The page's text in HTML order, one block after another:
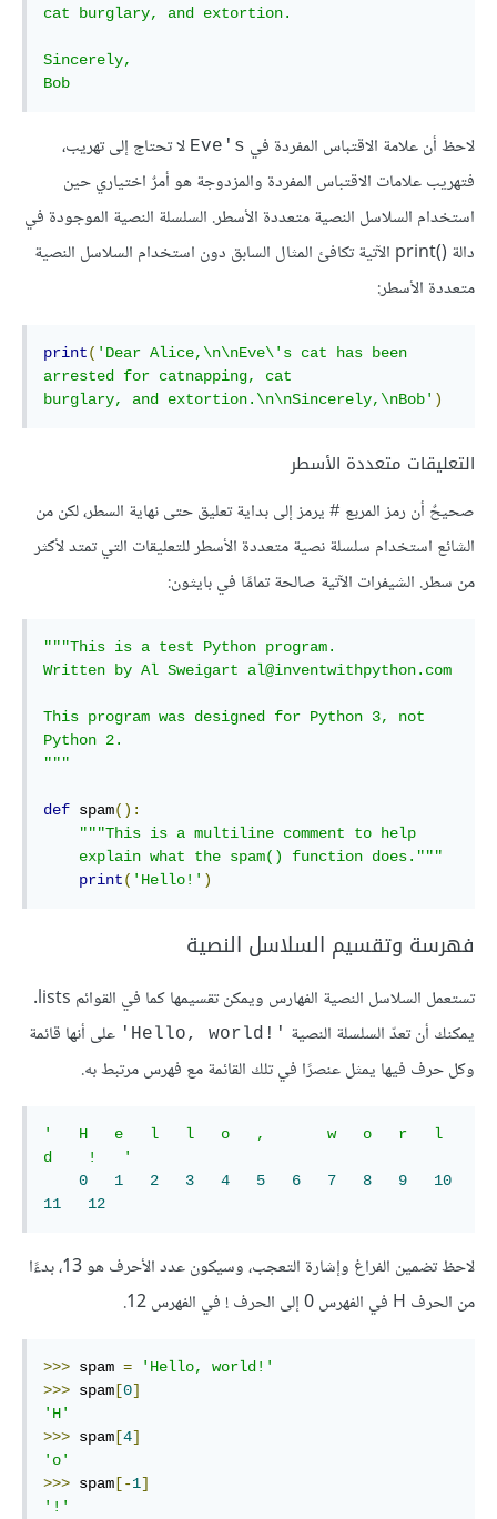
cat burglary, and extortion.
Sincerely,
Bob
لاحظ أن علامة الاقتباس المفردة في Eve's لا تحتاج إلى تهريب،
فتهريب علامات الاقتباس المفردة والمزدوجة هو أمرٌ اختياري حين
استخدام السلاسل النصية متعددة الأسطر. السلسلة النصية الموجودة في
دالة print()
الآتية تكافئ المثال السابق دون استخدام السلاسل النصية
متعددة الأسطر:
print( 'Dear Alice,\n\nEve\'s cat has been
arrested for catnapping, cat
burglary, and extortion.\n\nSincerely,\nBob' )
التعليقات متعددة الأسطر
صحيحٌ أن رمز المربع # يرمز إلى بداية تعليق حتى نهاية السطر، لكن من
الشائع استخدام سلسلة نصية متعددة الأسطر للتعليقات التي تمتد لأكثر
من سطر. الشيفرات الآتية صالحة تمامًا في بايثون:
"""This is a test Python program.
Written by Al Sweigart al@inventwithpython.com
This program was designed for Python 3, not
Python 2.
"""
def spam():
"""This is a multiline comment to help
    explain what the spam() function does."""
print( 'Hello!' )
فهرسة وتقسيم السلاسل النصية
تستعمل السلاسل النصية الفهارس ويمكن تقسيمها كما في القوائم lists.
يمكنك أن تعدّ السلسلة النصية ‎'Hello, world!'‎ على أنها قائمة
وكل حرف فيها يمثل عنصرًا في تلك القائمة مع فهرس مرتبط به.
'   H   e   l   l   o   ,       w   o   r   l
d    !   '
0
1 2 3 4 5 6 7 8 9
10
11
12
لاحظ تضمين الفراغ وإشارة التعجب، وسيكون عدد الأحرف هو 13، بدءًا
من الحرف H في الفهرس 0 إلى الحرف ! في الفهرس 12.
>>> spam =
'Hello, world!'
>>> spam [0]
'H'
>>> spam [4]
'o'
>>> spam [-1]
'!'